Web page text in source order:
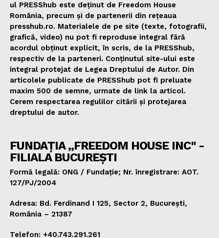
ul PRESShub este deținut de Freedom House
România, precum și de partenerii din rețeaua
presshub.ro. Materialele de pe site (texte, fotografii,
grafică, video) nu pot fi reproduse integral fără
acordul obținut explicit, în scris, de la PRESShub,
respectiv de la parteneri. Conținutul site-ului este
integral protejat de Legea Dreptului de Autor. Din
articolele publicate de PRESShub pot fi preluate
maxim 500 de semne, urmate de link la articol.
Cerem respectarea regulilor citării și protejarea
dreptului de autor.
FUNDAȚIA „FREEDOM HOUSE INC" -
FILIALA BUCUREȘTI
Formă legală: ONG / Fundație; Nr. înregistrare: AOT.
127/PJ/2004
Adresa: Bd. Ferdinand I 125, Sector 2, București,
România – 21387
Telefon: +40.743.291.261